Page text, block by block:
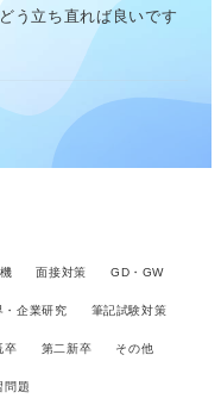
う立ち直れば良いです
面接対策 GD・GW
・企業研究 筆記試験対策
卒 第二新卒 その他
問題